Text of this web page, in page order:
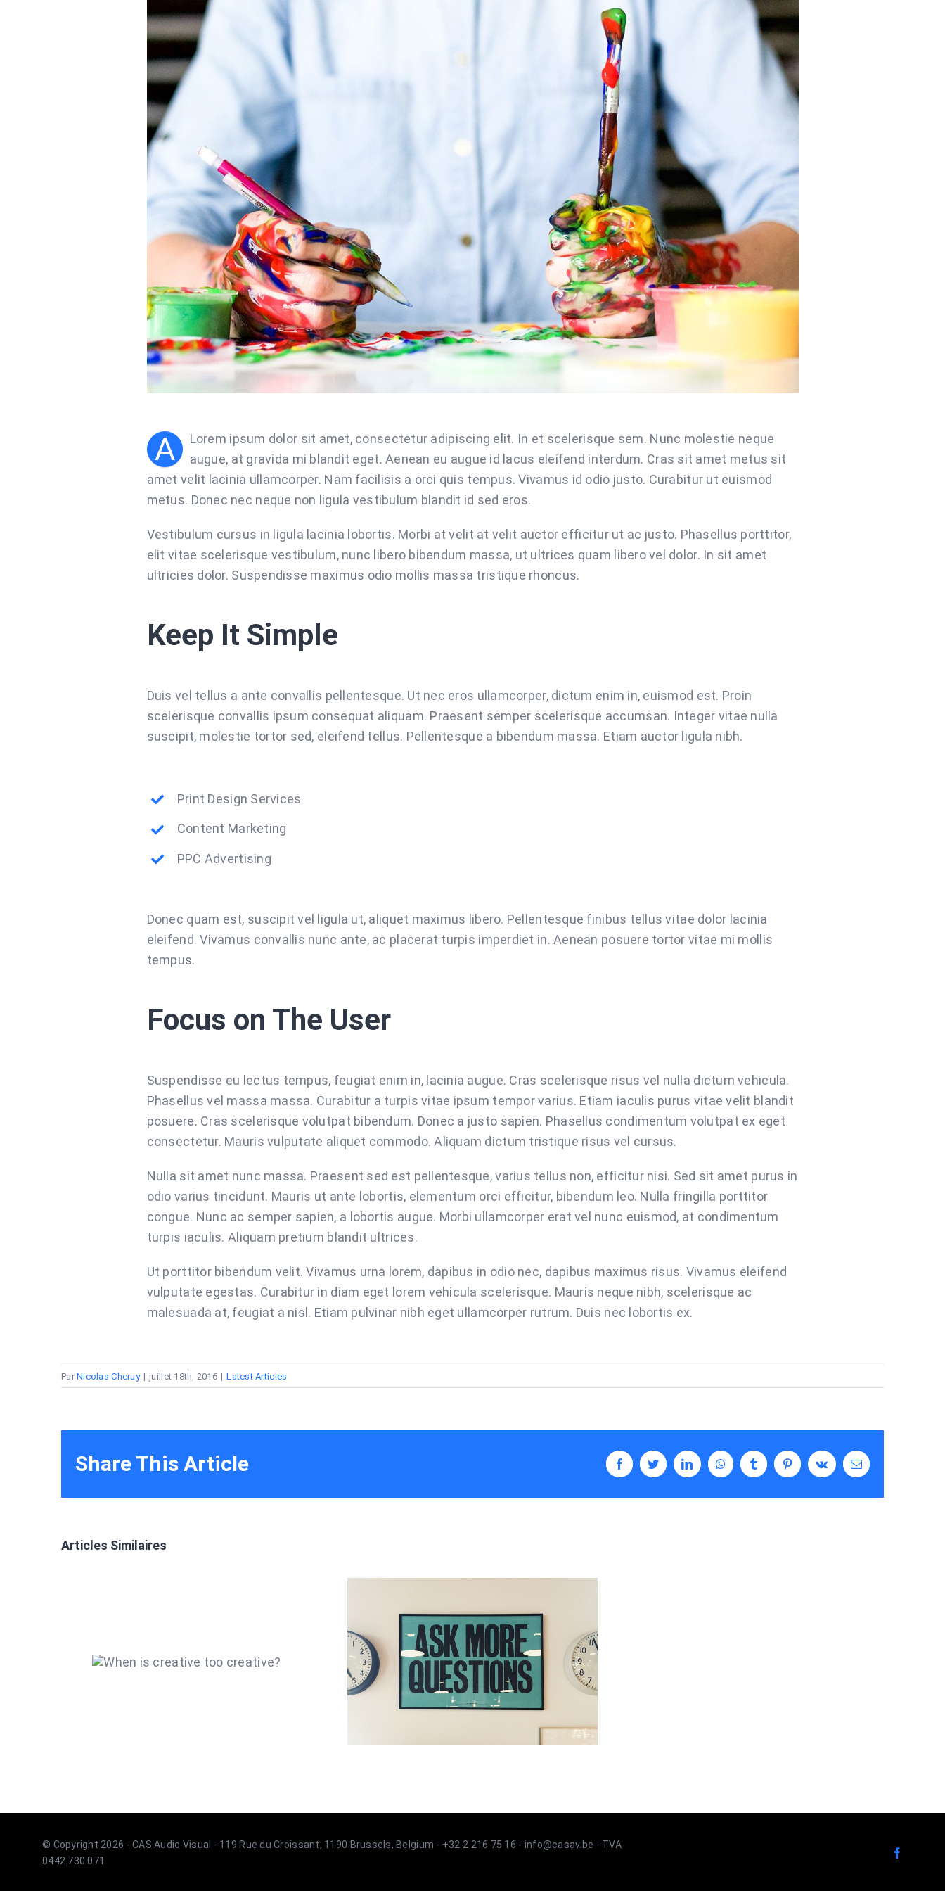
A
Lorem ipsum dolor sit amet, consectetur adipiscing elit. In et scelerisque sem. Nunc molestie neque
augue, at gravida mi blandit eget. Aenean eu augue id lacus eleifend interdum. Cras sit amet metus sit
amet velit lacinia ullamcorper. Nam facilisis a orci quis tempus. Vivamus id odio justo. Curabitur ut euismod
metus. Donec nec neque non ligula vestibulum blandit id sed eros.
Vestibulum cursus in ligula lacinia lobortis. Morbi at velit at velit auctor efficitur ut ac justo. Phasellus porttitor,
elit vitae scelerisque vestibulum, nunc libero bibendum massa, ut ultrices quam libero vel dolor. In sit amet
ultricies dolor. Suspendisse maximus odio mollis massa tristique rhoncus.
Keep It Simple
Duis vel tellus a ante convallis pellentesque. Ut nec eros ullamcorper, dictum enim in, euismod est. Proin
scelerisque convallis ipsum consequat aliquam. Praesent semper scelerisque accumsan. Integer vitae nulla
suscipit, molestie tortor sed, eleifend tellus. Pellentesque a bibendum massa. Etiam auctor ligula nibh.
Print Design Services
Content Marketing
PPC Advertising
Donec quam est, suscipit vel ligula ut, aliquet maximus libero. Pellentesque finibus tellus vitae dolor lacinia
eleifend. Vivamus convallis nunc ante, ac placerat turpis imperdiet in. Aenean posuere tortor vitae mi mollis
tempus.
Focus on The User
Suspendisse eu lectus tempus, feugiat enim in, lacinia augue. Cras scelerisque risus vel nulla dictum vehicula.
Phasellus vel massa massa. Curabitur a turpis vitae ipsum tempor varius. Etiam iaculis purus vitae velit blandit
posuere. Cras scelerisque volutpat bibendum. Donec a justo sapien. Phasellus condimentum volutpat ex eget
consectetur. Mauris vulputate aliquet commodo. Aliquam dictum tristique risus vel cursus.
Nulla sit amet nunc massa. Praesent sed est pellentesque, varius tellus non, efficitur nisi. Sed sit amet purus in
odio varius tincidunt. Mauris ut ante lobortis, elementum orci efficitur, bibendum leo. Nulla fringilla porttitor
congue. Nunc ac semper sapien, a lobortis augue. Morbi ullamcorper erat vel nunc euismod, at condimentum
turpis iaculis. Aliquam pretium blandit ultrices.
Ut porttitor bibendum velit. Vivamus urna lorem, dapibus in odio nec, dapibus maximus risus. Vivamus eleifend
vulputate egestas. Curabitur in diam eget lorem vehicula scelerisque. Mauris neque nibh, scelerisque ac
malesuada at, feugiat a nisl. Etiam pulvinar nibh eget ullamcorper rutrum. Duis nec lobortis ex.
ParNicolas Cheruy | juillet 18th, 2016 | Latest Articles
Share This Article FacebookTwitterLinkedInWhatsAppTumblrPinterestVk Email
Articles Similaires
© Copyright 2026 - CAS Audio Visual - 119 Rue du Croissant, 1190 Brussels, Belgium - +32 2 216 75 16 - info@casav.be - TVA
0442.730.071